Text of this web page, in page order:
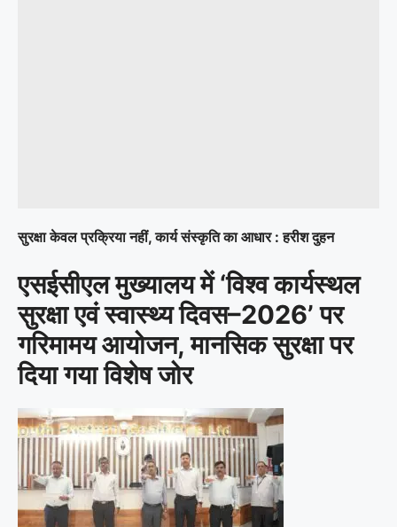
सुरक्षा केवल प्रक्रिया नहीं, कार्य संस्कृति का आधार : हरीश दुहन
एसईसीएल मुख्यालय में ‘विश्व कार्यस्थल
सुरक्षा एवं स्वास्थ्य दिवस–2026’ पर
गरिमामय आयोजन, मानसिक सुरक्षा पर
दिया गया विशेष जोर